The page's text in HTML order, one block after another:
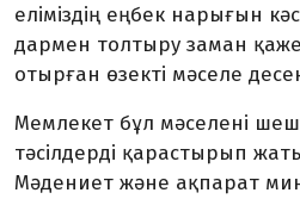
еліміздің ең­бек нарығын
дармен толтыру заман
отырған өзекті мәселе
Мемлекет бұл мәселені
тәсілдерді қарастырып
Мәдениет және ақпарат